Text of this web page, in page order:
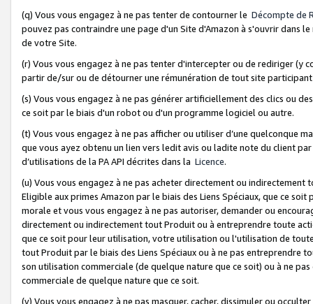
(q) Vous vous engagez à ne pas tenter de contourner le Décompte de
pouvez pas contraindre une page d'un Site d'Amazon à s'ouvrir dans
de votre Site.
(r) Vous vous engagez à ne pas tenter d'intercepter ou de rediriger
partir de/sur ou de détourner une rémunération de tout site
(s) Vous vous engagez à ne pas générer artificiellement des clics ou
ce soit par le biais d'un robot ou d'un programme logiciel ou autre.
(t) Vous vous engagez à ne pas afficher ou utiliser d’une quelconque
que vous ayez obtenu un lien vers ledit avis ou ladite note du client
d’utilisations de la PA API décrites dans la Licence.
(u) Vous vous engagez à ne pas acheter directement ou
Eligible aux primes Amazon par le biais des Liens Spéciaux, que ce
morale et vous vous engagez à ne pas autoriser, demander ou
directement ou indirectement tout Produit ou à entreprendre toute
que ce soit pour leur utilisation, votre utilisation ou l'utilisation de
tout Produit par le biais des Liens Spéciaux ou à ne pas entreprendre
son utilisation commerciale (de quelque nature que ce soit) ou à ne
commerciale de quelque nature que ce soit.
(v) Vous vous engagez à ne pas masquer, cacher, dissimuler ou